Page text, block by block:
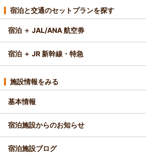
宿泊と交通のセットプランを探す
宿泊 ＋ JAL/ANA 航空券
宿泊 ＋ JR 新幹線・特急
施設情報をみる
基本情報
宿泊施設からのお知らせ
宿泊施設ブログ